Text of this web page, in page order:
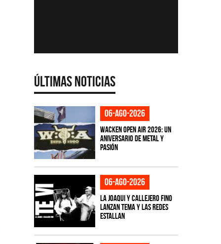
Últimas Noticias
06-ago-2026
Wacken Open Air 2026: Un
aniversario de metal y
pasión
06-ago-2026
La Joaqui y Callejero Fino
lanzan tema y las redes
estallan